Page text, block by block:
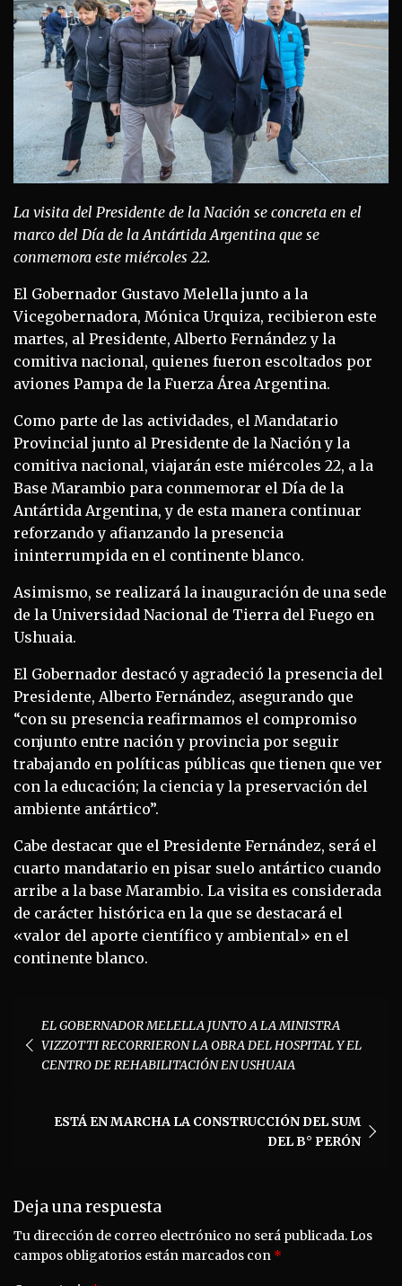
La visita del Presidente de la Nación se concreta en el
marco del Día de la Antártida Argentina que se
conmemora este miércoles 22.
El Gobernador Gustavo Melella junto a la
Vicegobernadora, Mónica Urquiza, recibieron este
martes, al Presidente, Alberto Fernández y la
comitiva nacional, quienes fueron escoltados por
aviones Pampa de la Fuerza Área Argentina.
Como parte de las actividades, el Mandatario
Provincial junto al Presidente de la Nación y la
comitiva nacional, viajarán este miércoles 22, a la
Base Marambio para conmemorar el Día de la
Antártida Argentina, y de esta manera continuar
reforzando y afianzando la presencia
ininterrumpida en el continente blanco.
Asimismo, se realizará la inauguración de una sede
de la Universidad Nacional de Tierra del Fuego en
Ushuaia.
El Gobernador destacó y agradeció la presencia del
Presidente, Alberto Fernández, asegurando que
“con su presencia reafirmamos el compromiso
conjunto entre nación y provincia por seguir
trabajando en políticas públicas que tienen que ver
con la educación; la ciencia y la preservación del
ambiente antártico”.
Cabe destacar que el Presidente Fernández, será el
cuarto mandatario en pisar suelo antártico cuando
arribe a la base Marambio. La visita es considerada
de carácter histórica en la que se destacará el
«valor del aporte científico y ambiental» en el
continente blanco.
de
entradas
EL GOBERNADOR MELELLA JUNTO A LA MINISTRA
VIZZOTTI RECORRIERON LA OBRA DEL HOSPITAL Y EL
CENTRO DE REHABILITACIÓN EN USHUAIA
ESTÁ EN MARCHA LA CONSTRUCCIÓN DEL SUM
DEL B° PERÓN
Deja una respuesta
Tu dirección de correo electrónico no será publicada.Los
campos obligatorios están marcados con *